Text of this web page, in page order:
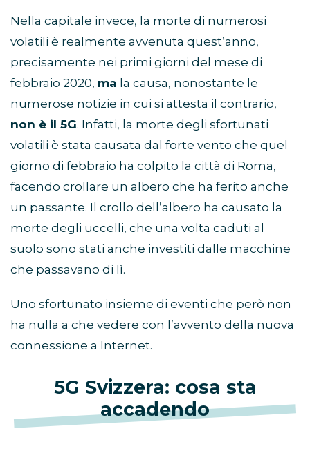
Nella capitale invece, la morte di numerosi
volatili è realmente avvenuta quest’anno,
precisamente nei primi giorni del mese di
febbraio 2020, ma la causa, nonostante le
numerose notizie in cui si attesta il contrario,
non è il 5G. Infatti, la morte degli sfortunati
volatili è stata causata dal forte vento che quel
giorno di febbraio ha colpito la città di Roma,
facendo crollare un albero che ha ferito anche
un passante. Il crollo dell’albero ha causato la
morte degli uccelli, che una volta caduti al
suolo sono stati anche investiti dalle macchine
che passavano di lì.
Uno sfortunato insieme di eventi che però non
ha nulla a che vedere con l’avvento della nuova
connessione a Internet.
5G Svizzera: cosa sta
accadendo